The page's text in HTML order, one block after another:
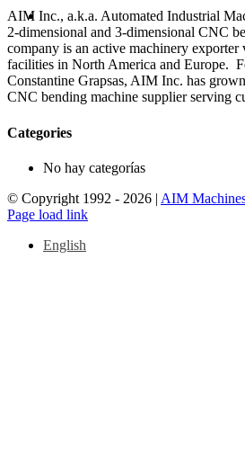
AIM Inc., a.k.a. Automated Industrial
2-dimensional and 3-dimensional CNC
company is an active machinery
facilities in North America and Europe.
Constantine Grapsas, AIM Inc. has
CNC bending machine supplier serving
Categories
No hay categorías
© Copyright 1992 - 2026 | AIM
Facebook
LinkedIn
YouTube
Page load link
English